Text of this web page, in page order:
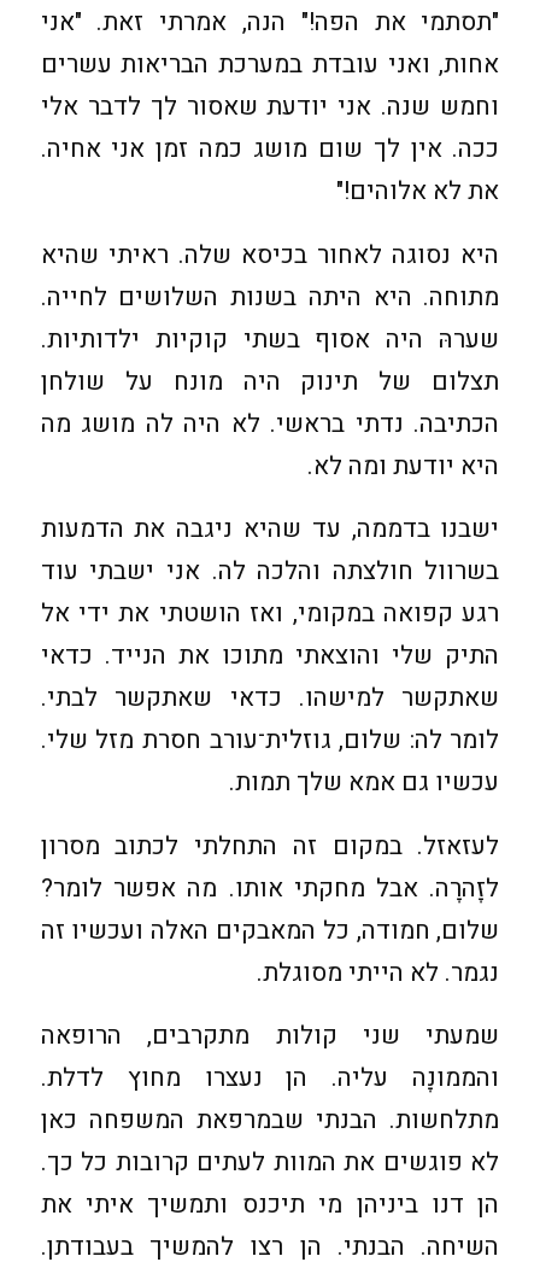
"תסתמי את הפה!" הנה, אמרתי זאת. "אני
אחות, ואני עובדת במערכת הבריאות עשרים
וחמש שנה. אני יודעת שאסור לך לדבר אלי
ככה. אין לך שום מושג כמה זמן אני אחיה.
את לא אלוהים!"
היא נסוגה לאחור בכיסא שלה. ראיתי שהיא
מתוחה. היא היתה בשנות השלושים לחייה.
שערהּ היה אסוף בשתי קוקיות ילדותיות.
תצלום של תינוק היה מונח על שולחן
הכתיבה. נדתי בראשי. לא היה לה מושג מה
היא יודעת ומה לא.
ישבנו בדממה, עד שהיא ניגבה את הדמעות
בשרוול חולצתה והלכה לה. אני ישבתי עוד
רגע קפואה במקומי, ואז הושטתי את ידי אל
התיק שלי והוצאתי מתוכו את הנייד. כדאי
שאתקשר למישהו. כדאי שאתקשר לבתי.
לומר לה: שלום, גוזלית־עורב חסרת מזל שלי.
עכשיו גם אמא שלך תמות.
לעזאזל. במקום זה התחלתי לכתוב מסרון
לזָהרָה. אבל מחקתי אותו. מה אפשר לומר?
שלום, חמודה, כל המאבקים האלה ועכשיו זה
נגמר. לא הייתי מסוגלת.
שמעתי שני קולות מתקרבים, הרופאה
והממונָה עליה. הן נעצרו מחוץ לדלת.
מתלחשות. הבנתי שבמרפאת המשפחה כאן
לא פוגשים את המוות לעתים קרובות כל כך.
הן דנו ביניהן מי תיכנס ותמשיך איתי את
השיחה. הבנתי. הן רצו להמשיך בעבודתן.